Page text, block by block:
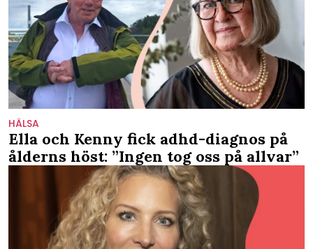
HÄLSA
Ella och Kenny fick adhd-diagnos på
ålderns höst: ”Ingen tog oss på allvar”